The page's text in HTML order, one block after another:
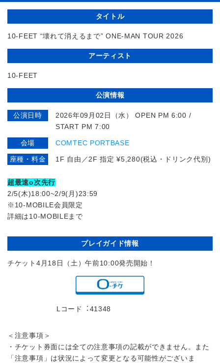
タイトル
10-FEET “壊れて消えるまで” ONE-MAN TOUR 2026
アーティスト
10-FEET
公演情報
公演日時
2026年09月02日（水） OPEN PM 6:00 /
START PM 7:00
会場 COMTEC PORTBASE
座種・料金 1F 自由／2F 指定 ¥5,280(税込・ドリンク代別)
超最速o次先行
2/5(木)18:00~2/9(月)23:59
※10-MOBILE会員限定
詳細は10-MOBILEまで
プレイガイド情報
チケット4月18日（土）午前10:00発売開始！
Lコード︓41348
＜注意事項＞
・チケット券面には全ての注意事項の記載ができません。また
「注意事項」は状況によって変更となる可能性がございま